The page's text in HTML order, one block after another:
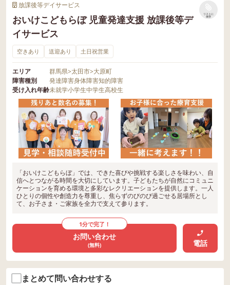
放課後等デイサービス
おいけこどもらぼ 児童発達支援 放課後等デ
イサービス
リストに
保存
空きあり 送迎あり 土日祝営業
エリア 群馬県>太田市>大原町
障害種別
発達障害身体障害知的障害
受け入れ年齢未就学小学生中学生高校生
「おいけこどもらぼ」では、できた喜びや挑戦する楽しさを味わい、自
信へとつながる時間を大切にしています。子どもたちが自然にコミュニ
ケーションを育める環境と多彩なレクリエーションを提供します。一人
ひとりの個性や創造力を尊重し、焦らずのびのび過ごせる居場所とし
て、お子さま・ご家族を全力で支えて参ります。
1分で完了！
お問い合わせ
(無料) 電話
まとめて問い合わせする